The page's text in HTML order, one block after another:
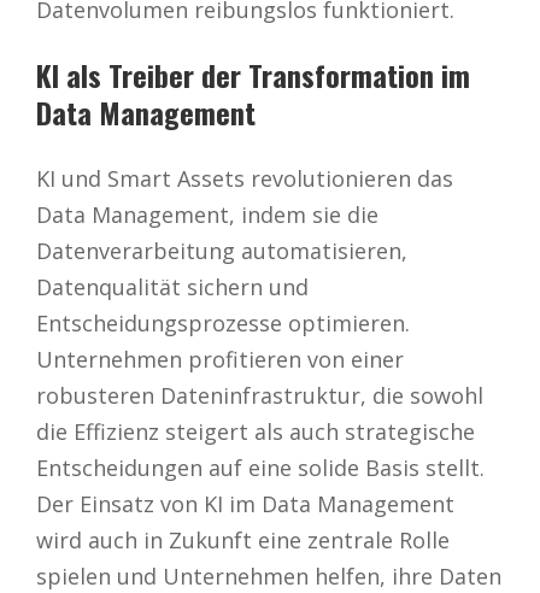
Datenvolumen reibungslos funktioniert.
KI als Treiber der Transformation im
Data Management
KI und Smart Assets revolutionieren das
Data Management, indem sie die
Datenverarbeitung automatisieren,
Datenqualität sichern und
Entscheidungsprozesse optimieren.
Unternehmen profitieren von einer
robusteren Dateninfrastruktur, die sowohl
die Effizienz steigert als auch strategische
Entscheidungen auf eine solide Basis stellt.
Der Einsatz von KI im Data Management
wird auch in Zukunft eine zentrale Rolle
spielen und Unternehmen helfen, ihre Daten